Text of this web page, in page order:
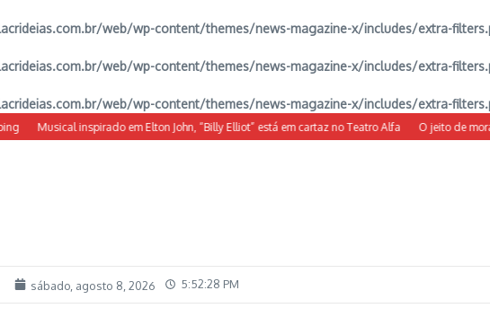
web/wp-content/themes/news-magazine-x/includes/extra-
web/wp-content/themes/news-magazine-x/includes/extra-
web/wp-content/themes/news-magazine-x/includes/extra-
Musical inspirado em Elton John, “Billy Elliot” está em cartaz no Teatro Alfa O jeito de
sábado, agosto 8, 2026 5:52:29 PM